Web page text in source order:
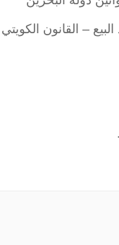
– القانون الكويتي